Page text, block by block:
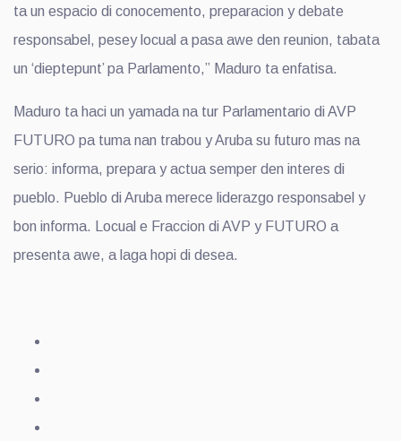
ta un espacio di conocemento, preparacion y debate
responsabel, pesey locual a pasa awe den reunion, tabata
un ‘dieptepunt’ pa Parlamento,” Maduro ta enfatisa.
Maduro ta haci un yamada na tur Parlamentario di AVP
FUTURO pa tuma nan trabou y Aruba su futuro mas na
serio: informa, prepara y actua semper den interes di
pueblo. Pueblo di Aruba merece liderazgo responsabel y
bon informa. Locual e Fraccion di AVP y FUTURO a
presenta awe, a laga hopi di desea.